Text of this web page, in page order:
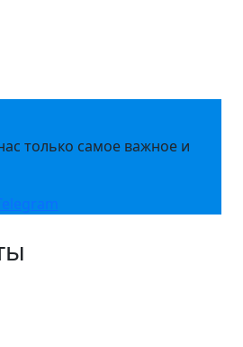
только самое важное и